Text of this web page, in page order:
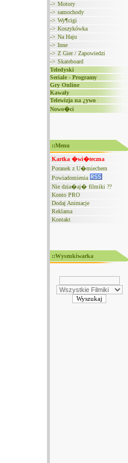
-> Motory
-> samochody
-> Wy¶cigi
-> Koszykówka
-> Na Haju
-> Inne
-> Z Gier / Zapowiedzi
-> Skateboard
Teledyski
Seriale - Programy
Gry Online
Kawały
Telewizja na ¿ywo
Nowo�ci
::Menu
Kartka �wi�teczna
Poranek z U�miechem
Powiadomienia
Nie dzia�aj� filmiki ??
Konto PRO
Dodaj Animacje
Reklama
Kontakt
::Wyszukiwarka